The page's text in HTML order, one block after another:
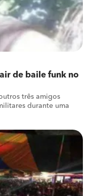
de baile funk no
três amigos
durante uma